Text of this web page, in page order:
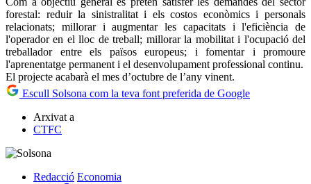
forestal: reduir la sinistralitat i els costos econòmics i personals
relacionats; millorar i augmentar les capacitats i l'eficiència de
l'operador en el lloc de treball; millorar la mobilitat i l'ocupació del
treballador entre els països europeus; i fomentar i promoure
l'aprenentatge permanent i el desenvolupament professional continu.
El projecte acabarà el mes d’octubre de l’any vinent.
Escull Solsona com la teva font preferida de Google
Arxivat a
CTFC
Redacció Economia